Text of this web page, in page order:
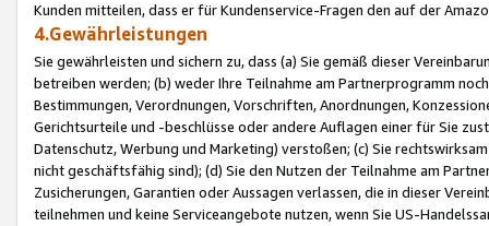
Kunden mitteilen, dass er für Kundenservice-Fragen den auf der
4.Gewährleistungen
Sie gewährleisten und sichern zu, dass (a) Sie gemäß dieser
betreiben werden; (b) weder Ihre Teilnahme am Partnerprogramm
Bestimmungen, Verordnungen, Vorschriften, Anordnungen,
Gerichtsurteile und -beschlüsse oder andere Auflagen einer für Sie
Datenschutz, Werbung und Marketing) verstoßen; (c) Sie
nicht geschäftsfähig sind); (d) Sie den Nutzen der Teilnahme am
Zusicherungen, Garantien oder Aussagen verlassen, die in dieser
teilnehmen und keine Serviceangebote nutzen, wenn Sie US-